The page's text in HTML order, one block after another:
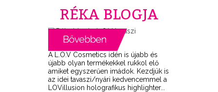
RÉKA BLOGJA
A L.O.V Cosmetics idén is újabb és
újabb olyan termékekkel rukkol elő
amiket egyszerűen imádok. Kezdjük is
az idei tavaszi/nyári kedvencemmel a
LOVillusion holografikus highlighter...